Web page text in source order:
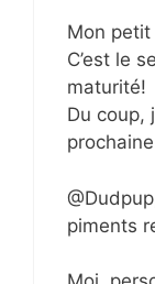
Mon
C’est le
maturité!
Du coup,
piments